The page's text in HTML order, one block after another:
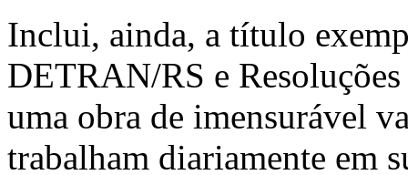
Inclui, ainda, a título
DETRAN/RS e
uma obra de imensurável
trabalham diariamente em